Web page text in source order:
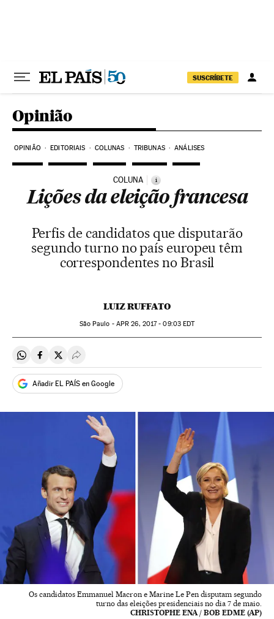
SUSCRÍBETE
Opinião
OPINIÃO EDITORIAIS COLUNAS TRIBUNAS ANÁLISES
COLUNA i
Lições da eleição francesa
Perfis de candidatos que disputarão
segundo turno no país europeu têm
correspondentes no Brasil
LUIZ RUFFATO
São Paulo - APR 26, 2017 - 09:03EDT
Compartir en Whatsapp
Compartir en Facebook
Compartir en Twitter
Desplegar Redes Sociales
Añadir EL PAÍS en Google
Os candidatos Emmanuel Macron e Marine Le Pen disputam segundo
turno das eleições presidenciais no dia 7 de maio.
CHRISTOPHE ENA / BOB EDME (AP)